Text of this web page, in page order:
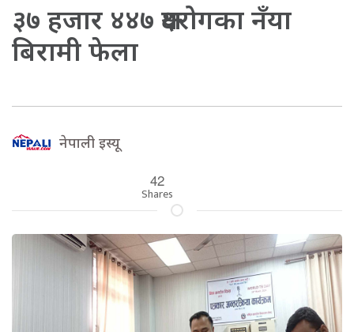
३७ हजार ४४७ क्षयरोगका नँया
बिरामी फेला
नेपाली इस्यू
42
Shares